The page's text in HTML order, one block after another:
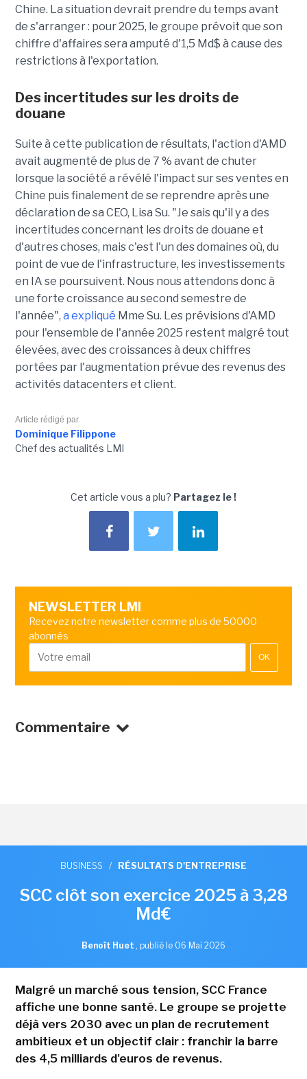
Chine. La situation devrait prendre du temps avant
de s'arranger : pour 2025, le groupe prévoit que son
chiffre d'affaires sera amputé d'1,5 Md$ à cause des
restrictions à l'exportation.
Des incertitudes sur les droits de
douane
Suite à cette publication de résultats, l'action d'AMD
avait augmenté de plus de 7 % avant de chuter
lorsque la société a révélé l'impact sur ses ventes en
Chine puis finalement de se reprendre après une
déclaration de sa CEO, Lisa Su. "Je sais qu'il y a des
incertitudes concernant les droits de douane et
d'autres choses, mais c'est l'un des domaines où, du
point de vue de l'infrastructure, les investissements
en IA se poursuivent. Nous nous attendons donc à
une forte croissance au second semestre de
l'année", a expliqué Mme Su. Les prévisions d'AMD
pour l'ensemble de l'année 2025 restent malgré tout
élevées, avec des croissances à deux chiffres
portées par l'augmentation prévue des revenus des
activités datacenters et client.
Article rédigé par
Dominique Filippone
Chef des actualités LMI
Cet article vous a plu? Partagez le !
NEWSLETTER LMI
Recevez notre newsletter comme plus de 50000
abonnés
OK
Commentaire
BUSINESS / RÉSULTATS D'ENTREPRISE
SCC clôt son exercice 2025 à 3,28
Md€
Benoît Huet , publié le 06 Mai 2026
Malgré un marché sous tension, SCC France
affiche une bonne santé. Le groupe se projette
déjà vers 2030 avec un plan de recrutement
ambitieux et un objectif clair : franchir la barre
des 4,5 milliards d'euros de revenus.